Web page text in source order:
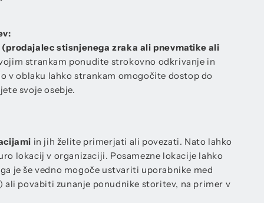
stisnjenega zraka ali pnevmatike ali
strankam ponudite strokovno odkrivanje in
v oblaku lahko strankam omogočite dostop do
svoje osebje.
in jih želite primerjati ali povezati. Nato lahko
lokacij v organizaciji. Posamezne lokacije lahko
je še vedno mogoče ustvariti uporabnike med
ali povabiti zunanje ponudnike storitev, na primer v